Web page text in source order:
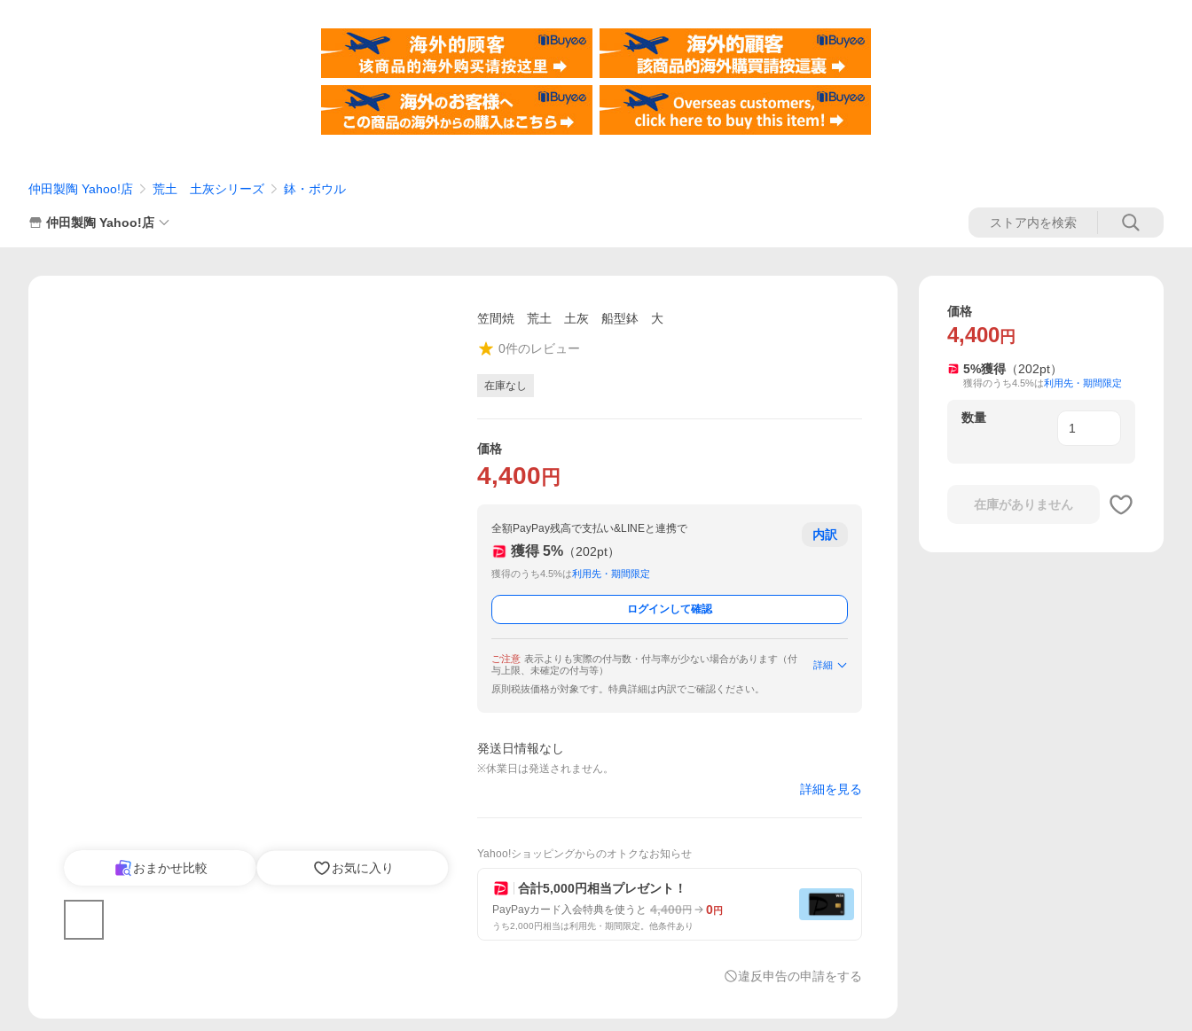
仲田製陶 Yahoo!店 荒土 土灰シリーズ 鉢・ボウル
仲田製陶 Yahoo!店
おまかせ比較 お気に入り
笠間焼 荒土 土灰 船型鉢 大
0件のレビュー
在庫なし
価格
4,400 円
全額PayPay残高で支払い&LINEと連携で
獲得 5% （202pt）
獲得のうち4.5%は利用先・期間限定
内訳
ログインして確認
ご注意 表示よりも実際の付与数・付与率が少ない場合があります（付
与上限、未確定の付与等）
詳細
原則税抜価格が対象です。特典詳細は内訳でご確認ください。
発送日情報なし
※休業日は発送されません。
詳細を見る
Yahoo!ショッピングからのオトクなお知らせ
合計5,000円相当プレゼント！
PayPayカード入会特典を使うと 4,400円 0円
うち2,000円相当は利用先・期間限定。他条件あり
違反申告の申請をする
価格
4,400 円
5%獲得 （202pt）
獲得のうち4.5%は利用先・期間限定
数量
在庫がありません